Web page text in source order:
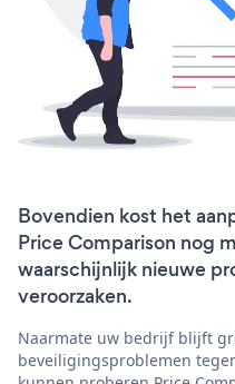
Bovendien kost het
Price Comparison nog
waarschijnlijk nieuwe
veroorzaken.
Naarmate uw bedrijf blijft
beveiligingsproblemen